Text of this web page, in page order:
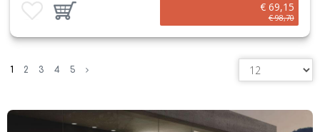
Aggiungi ai preferitiAggiungi prodotto al carrello € 69,15
€ 98,70
1 2 3 4 5